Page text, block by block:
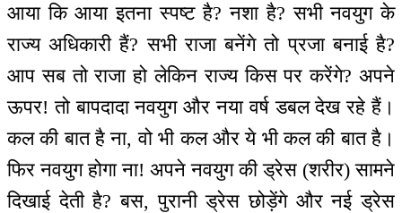
आया कि आया इतना स्पष्ट है? नशा है? सभी नवयुग के
राज्य अधिकारी हैं? सभी राजा बनेंगे तो प्रजा बनाई है?
आप सब तो राजा हो लेकिन राज्य किस पर करेंगे? अपने
ऊपर! तो बापदादा नवयुग और नया वर्ष डबल देख रहे हैं।
कल की बात है ना, वो भी कल और ये भी कल की बात है।
फिर नवयुग होगा ना! अपने नवयुग की ड्रेस (शरीर) सामने
दिखाई देती है? बस, पुरानी ड्रेस छोड़ेंगे और नई ड्रेस